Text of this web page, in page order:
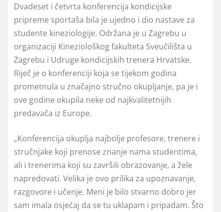
Dvadeset i četvrta konferencija kondicijske
pripreme sportaša bila je ujedno i dio nastave za
studente kineziologije. Održana je u Zagrebu u
organizaciji Kineziološkog fakulteta Sveučilišta u
Zagrebu i Udruge kondicijskih trenera Hrvatske.
Riječ je o konferenciji koja se tijekom godina
prometnula u značajno stručno okupljanje, pa je i
ove godine okupila neke od najkvalitetnijih
predavača iz Europe.
„Konferencija okuplja najbolje profesore, trenere i
stručnjake koji prenose znanje nama studentima,
ali i trenerima koji su završili obrazovanje, a žele
napredovati. Velika je ovo prilika za upoznavanje,
razgovore i učenje. Meni je bilo stvarno dobro jer
sam imala osjećaj da se tu uklapam i pripadam. Što